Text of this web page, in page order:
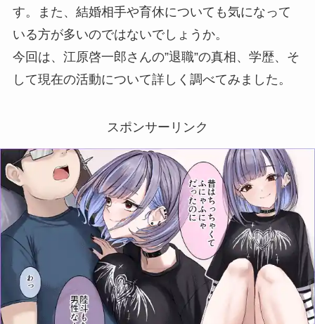
す。また、結婚相手や育休についても気になって
いる方が多いのではないでしょうか。
今回は、江原啓一郎さんの”退職”の真相、学歴、そ
して現在の活動について詳しく調べてみました。
スポンサーリンク